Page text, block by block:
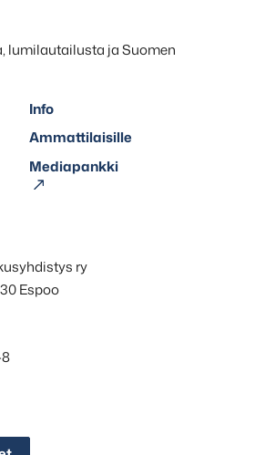
lumilautailusta ja Suomen
Info
Ammattilaisille
Mediapankki
ry
Espoo